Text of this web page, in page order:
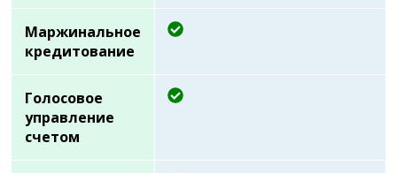
Маржинальное
кредитование
Голосовое
управление
счетом